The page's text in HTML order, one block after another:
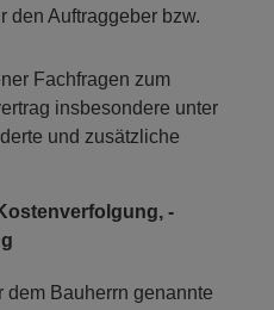
den Auftraggeber bzw.
Fachfragen zum
insbesondere unter
und zusätzliche
-
Bauherrn genannte